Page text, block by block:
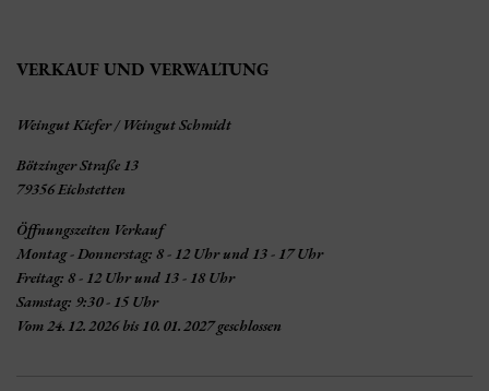
VERKAUF UND VERWALTUNG
Weingut Kiefer / Weingut Schmidt
Bötzinger Straße 13
79356 Eichstetten
Öffnungszeiten Verkauf
Montag - Donnerstag: 8 - 12 Uhr und 13 - 17 Uhr
Freitag: 8 - 12 Uhr und 13 - 18 Uhr
Samstag: 9:30 - 15 Uhr
Vom 24.12.2026 bis 10.01.2027 geschlossen